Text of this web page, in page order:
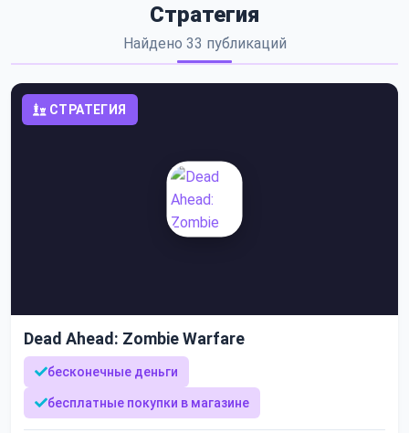
Стратегия
Найдено 33 публикаций
СТРАТЕГИЯ
Dead Ahead: Zombie Warfare
бесконечные деньги
бесплатные покупки в магазине